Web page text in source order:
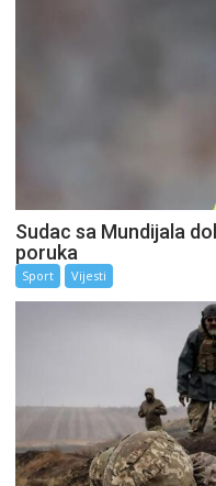
Sudac sa Mundijala
poruka
Sport Vijesti